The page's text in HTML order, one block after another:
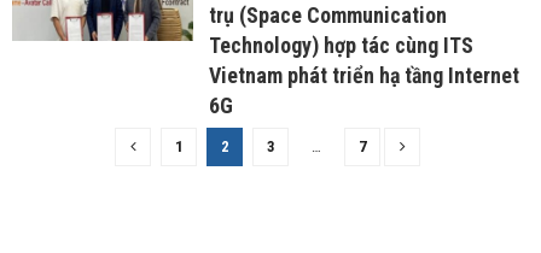
trụ (Space Communication
Technology) hợp tác cùng ITS
Vietnam phát triển hạ tầng Internet
6G
1 2 3 … 7